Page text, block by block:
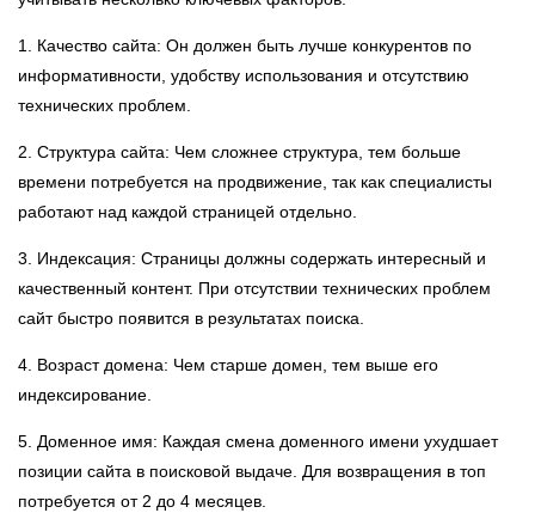
1. Качество сайта: Он должен быть лучше конкурентов по
информативности, удобству использования и отсутствию
технических проблем.
2. Структура сайта: Чем сложнее структура, тем больше
времени потребуется на продвижение, так как специалисты
работают над каждой страницей отдельно.
3. Индексация: Страницы должны содержать интересный и
качественный контент. При отсутствии технических проблем
сайт быстро появится в результатах поиска.
4. Возраст домена: Чем старше домен, тем выше его
индексирование.
5. Доменное имя: Каждая смена доменного имени ухудшает
позиции сайта в поисковой выдаче. Для возвращения в топ
потребуется от 2 до 4 месяцев.